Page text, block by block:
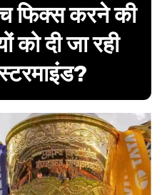
फिक्स करने की
को दी जा रही